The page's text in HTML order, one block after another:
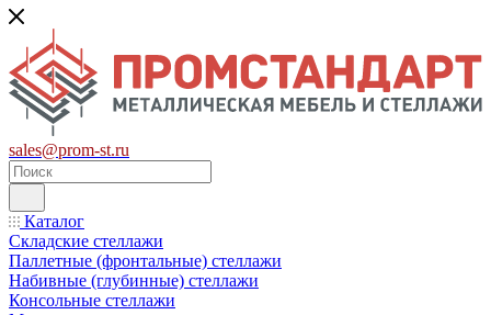
sales@prom-st.ru
Каталог
Складские стеллажи
Паллетные (фронтальные) стеллажи
Набивные (глубинные) стеллажи
Консольные стеллажи